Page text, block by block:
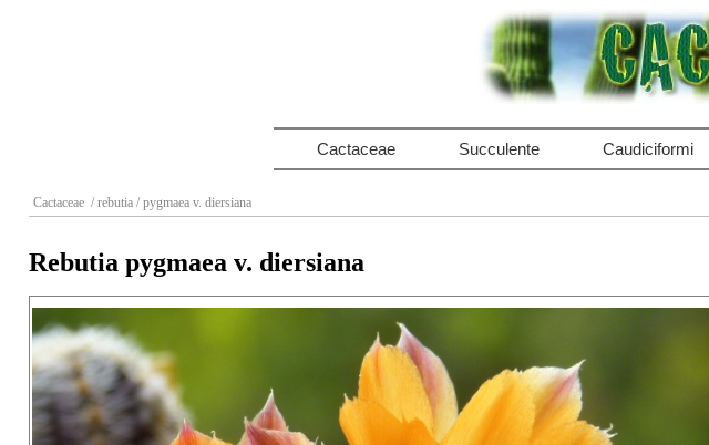
Cactaceae Succulente Caudiciformi
Cactaceae / rebutia / pygmaea v. diersiana
Rebutia pygmaea v. diersiana